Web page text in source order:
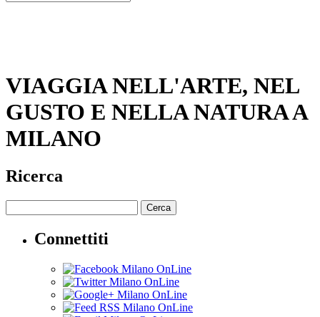
VIAGGIA NELL'ARTE, NEL
GUSTO E NELLA NATURA A
MILANO
Ricerca
Cerca
Connettiti